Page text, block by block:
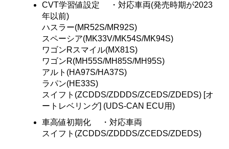
CVT学習値設定 ・対応車両(発売時期が2023
年以前)
ハスラー(MR52S/MR92S)
スペーシア(MK33V/MK54S/MK94S)
ワゴンRスマイル(MX81S)
ワゴンR(MH55S/MH85S/MH95S)
アルト(HA97S/HA37S)
ラパン(HE33S)
スイフト(ZCDDS/ZDDDS/ZCEDS/ZDEDS) [オ
ートレベリング] (UDS-CAN ECU用)
車高値初期化 ・対応車両
スイフト(ZCDDS/ZDDDS/ZCEDS/ZDEDS)